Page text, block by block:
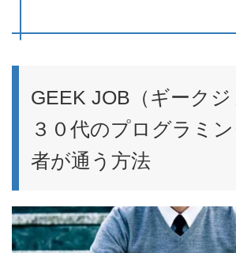
GEEK JOB（ギークジ
３０代のプログラミ
者が通う方法